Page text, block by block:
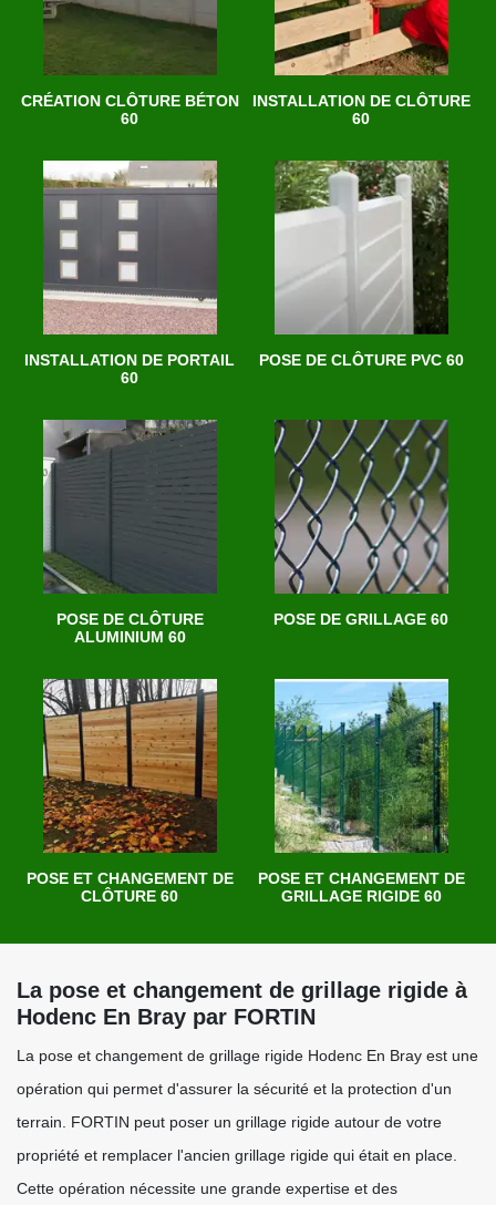
CRÉATION CLÔTURE BÉTON
60
INSTALLATION DE CLÔTURE
60
INSTALLATION DE PORTAIL
60
POSE DE CLÔTURE PVC 60
POSE DE CLÔTURE
ALUMINIUM 60
POSE DE GRILLAGE 60
POSE ET CHANGEMENT DE
CLÔTURE 60
POSE ET CHANGEMENT DE
GRILLAGE RIGIDE 60
La pose et changement de grillage rigide à
Hodenc En Bray par FORTIN
La pose et changement de grillage rigide Hodenc En Bray est une
opération qui permet d'assurer la sécurité et la protection d'un
terrain. FORTIN peut poser un grillage rigide autour de votre
propriété et remplacer l'ancien grillage rigide qui était en place.
Cette opération nécessite une grande expertise et des